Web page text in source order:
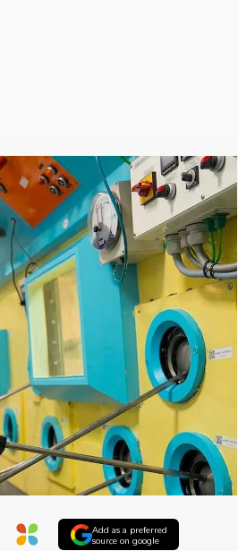
Add as a preferred
source on google